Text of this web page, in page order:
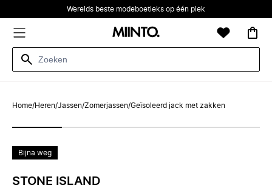
Werelds beste modeboetieks op één plek
Home/Heren/Jassen/Zomerjassen/Geïsoleerd jack met zakken
Bijna weg
STONE ISLAND